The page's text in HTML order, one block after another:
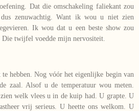
Dat die omschakeling faliekant zou
zenuwachtig. Want ik wou u niet zien
Ik wou dat u een beste show zou
twijfel voedde mijn nervositeit.
te hebben. Nog vóór het eigenlijke begin van
zaal. Alsof u de temperatuur wou meten.
welk vlees u in de kuip had. U grapte. U
vrij serieus. U heette ons welkom. U